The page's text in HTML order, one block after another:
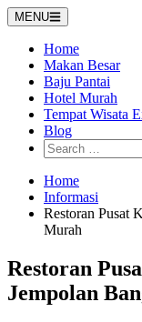
Skip
to
content
MENU
Home
Makan Besar
Baju Pantai
Hotel Murah
Tempat Wisata
Blog
Search
for:
Home
Informasi
Restoran Pusat
Murah
Restoran
Jempolan